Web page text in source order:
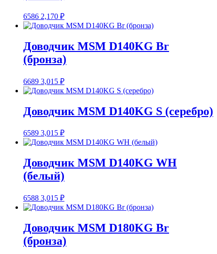
6586 2,170 ₽
Доводчик MSM D140KG Br
(бронза)
6689 3,015 ₽
Доводчик MSM D140KG S (серебро)
6589 3,015 ₽
Доводчик MSM D140KG WH
(белый)
6588 3,015 ₽
Доводчик MSM D180KG Br
(бронза)